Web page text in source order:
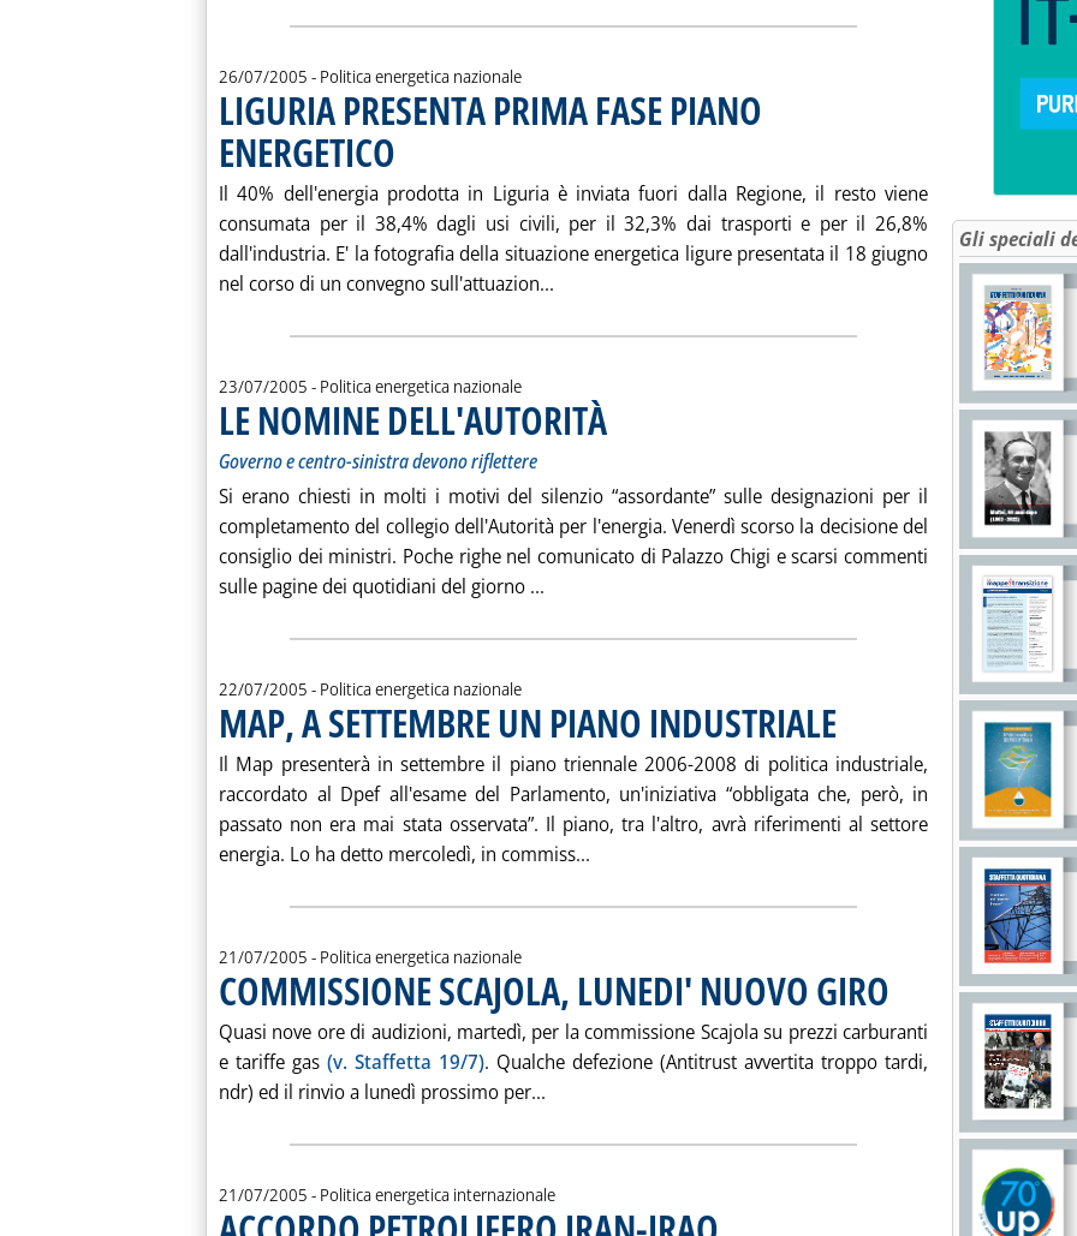
26/07/2005 - Politica energetica nazionale
LIGURIA PRESENTA PRIMA FASE PIANO
ENERGETICO
Il 40% dell'energia prodotta in Liguria è inviata fuori dalla Regione, il resto viene
consumata per il 38,4% dagli usi civili, per il 32,3% dai trasporti e per il 26,8%
dall'industria. E' la fotografia della situazione energetica ligure presentata il 18 giugno
nel corso di un convegno sull'attuazion... Leggi tutta la notizia: 'LIGURIA PRESENTA PRIMA FASE
23/07/2005 - Politica energetica nazionale
LE NOMINE DELL'AUTORITÀ
Governo e centro-sinistra devono riflettere
Si erano chiesti in molti i motivi del silenzio “assordante” sulle designazioni per il
completamento del collegio dell'Autorità per l'energia. Venerdì scorso la decisione del
consiglio dei ministri. Poche righe nel comunicato di Palazzo Chigi e scarsi commenti
sulle pagine dei quotidiani del giorno ...
22/07/2005 - Politica energetica nazionale
MAP, A SETTEMBRE UN PIANO INDUSTRIALE . Pubblicata venerdì 22 luglio 2005 alle
Il Map presenterà in settembre il piano triennale 2006-2008 di politica industriale,
raccordato al Dpef all'esame del Parlamento, un'iniziativa “obbligata che, però, in
passato non era mai stata osservata”. Il piano, tra l'altro, avrà riferimenti al settore
energia. Lo ha detto mercoledì, in commiss... Leggi tutta la notizia: 'MAP, A SETTEMBRE UN PIANO
21/07/2005 - Politica energetica nazionale
COMMISSIONE SCAJOLA, LUNEDI' NUOVO GIRO . Pubblicata giovedì 21 luglio
Quasi nove ore di audizioni, martedì, per la commissione Scajola su prezzi carburanti
e tariffe gas (v. Staffetta 19/7). Qualche defezione (Antitrust avvertita troppo tardi,
ndr) ed il rinvio a lunedì prossimo per... Leggi tutta la notizia: 'COMMISSIONE SCAJOLA, LUNEDI'
21/07/2005 - Politica energetica internazionale
. Pubblicata giovedì 21 luglio 2005 alle 15.46.
Gli speciali